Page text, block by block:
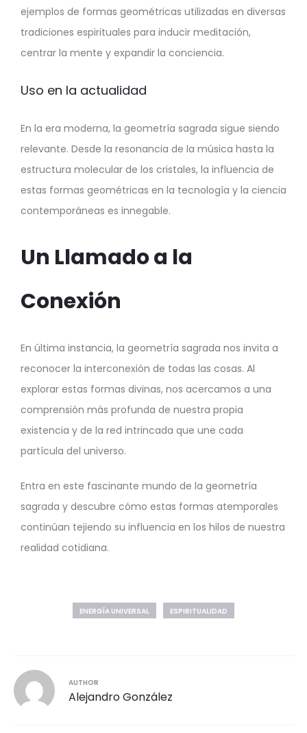
ejemplos de formas geométricas utilizadas en diversas
tradiciones espirituales para inducir meditación,
centrar la mente y expandir la conciencia.
Uso en la actualidad
En la era moderna, la geometría sagrada sigue siendo
relevante. Desde la resonancia de la música hasta la
estructura molecular de los cristales, la influencia de
estas formas geométricas en la tecnología y la ciencia
contemporáneas es innegable.
Un Llamado a la
Conexión
En última instancia, la geometría sagrada nos invita a
reconocer la interconexión de todas las cosas. Al
explorar estas formas divinas, nos acercamos a una
comprensión más profunda de nuestra propia
existencia y de la red intrincada que une cada
partícula del universo.
Entra en este fascinante mundo de la geometría
sagrada y descubre cómo estas formas atemporales
continúan tejiendo su influencia en los hilos de nuestra
realidad cotidiana.
ENERGÍA UNIVERSAL ESPIRITUALIDAD
AUTHOR
Alejandro González